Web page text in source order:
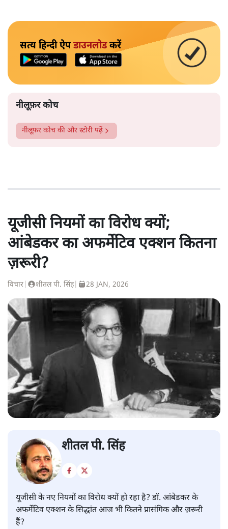
सत्य हिन्दी ऐपडाउनलोडकरें
नीलूफ़र कोच
नीलूफ़र कोच की और स्टोरी पढ़ें
यूजीसी नियमों का विरोध क्यों;
आंबेडकर का अफर्मेटिव एक्शन कितना
ज़रूरी?
विचार शीतल पी. सिंह| 28 JAN, 2026
शीतल पी. सिंह
यूजीसी के नए नियमों का विरोध क्यों हो रहा है? डॉ. आंबेडकर के
अफर्मेटिव एक्शन के सिद्धांत आज भी कितने प्रासंगिक और ज़रूरी
हैं?